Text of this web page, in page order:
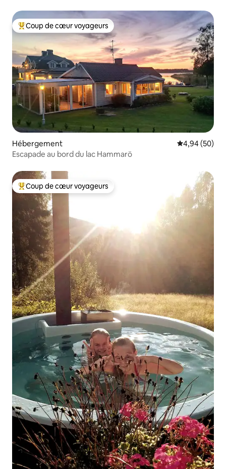
Coups de cœur voyageurs les plus appréciés
Coup de cœur voyageurs
Hébergement Évaluation
4,94 (50)
Escapade au bord du lac Hammarö
Coups de cœur voyageurs les plus appréciés
Coup de cœur voyageurs